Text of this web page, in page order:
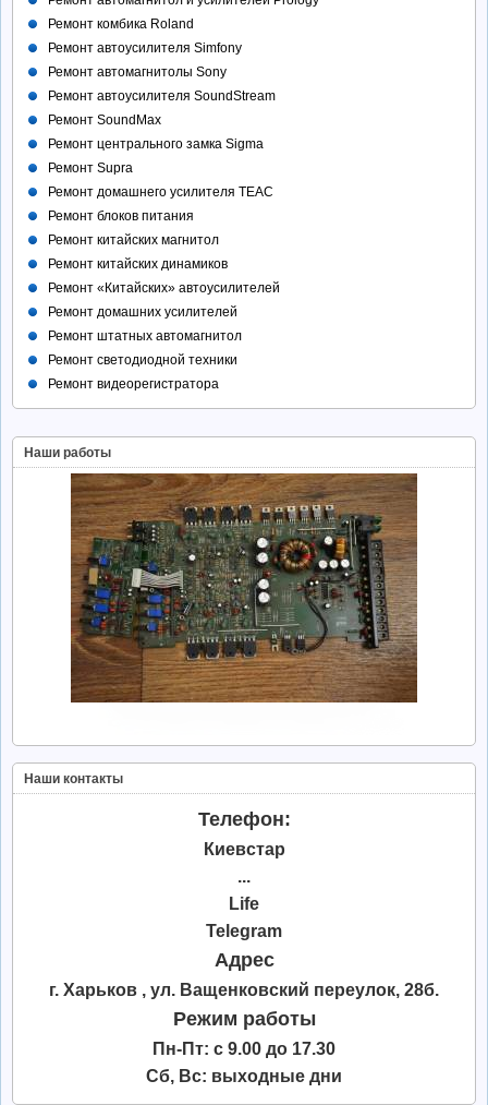
Ремонт комбика Roland
Ремонт автоусилителя Simfony
Ремонт автомагнитолы Sony
Ремонт автоусилителя SoundStream
Ремонт SoundMax
Ремонт центрального замка Sigma
Ремонт Supra
Ремонт домашнего усилителя TEAC
Ремонт блоков питания
Ремонт китайских магнитол
Ремонт китайских динамиков
Ремонт «Китайских» автоусилителей
Ремонт домашних усилителей
Ремонт штатных автомагнитол
Ремонт светодиодной техники
Ремонт видеорегистратора
Наши работы
Наши контакты
Телефон:
Киевстар
...
Life
Telegram
Адрес
г. Харьков , ул. Ващенковский переулок, 28б.
Режим работы
Пн-Пт: с 9.00 до 17.30
Сб, Вс: выходные дни